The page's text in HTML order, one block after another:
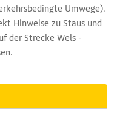
Umwege).
Hinweise zu Staus und
der Strecke Wels -